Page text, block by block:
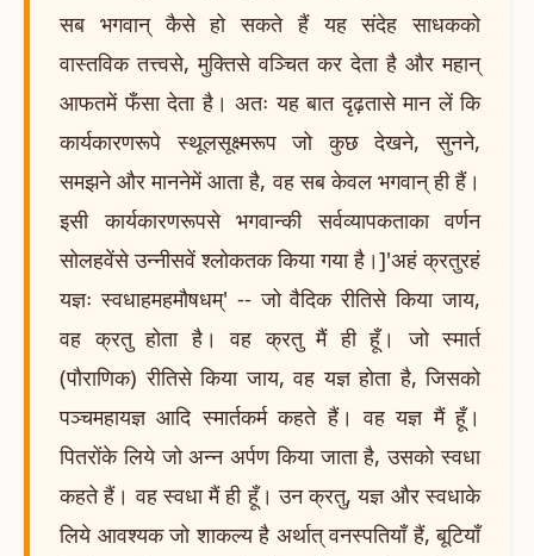
सब भगवान् कैसे हो सकते हैं यह संदेह साधकको
वास्तविक तत्त्वसे, मुक्तिसे वञ्चित कर देता है और महान्
आफतमें फँसा देता है। अतः यह बात दृढ़तासे मान लें कि
कार्यकारणरूपे स्थूलसूक्ष्मरूप जो कुछ देखने, सुनने,
समझने और माननेमें आता है, वह सब केवल भगवान् ही हैं।
इसी कार्यकारणरूपसे भगवान्की सर्वव्यापकताका वर्णन
सोलहवेंसे उन्नीसवें श्लोकतक किया गया है।]'अहं क्रतुरहं
यज्ञः स्वधाहमहमौषधम्' -- जो वैदिक रीतिसे किया जाय,
वह क्रतु होता है। वह क्रतु मैं ही हूँ। जो स्मार्त
(पौराणिक) रीतिसे किया जाय, वह यज्ञ होता है, जिसको
पञ्चमहायज्ञ आदि स्मार्तकर्म कहते हैं। वह यज्ञ मैं हूँ।
पितरोंके लिये जो अन्न अर्पण किया जाता है, उसको स्वधा
कहते हैं। वह स्वधा मैं ही हूँ। उन क्रतु, यज्ञ और स्वधाके
लिये आवश्यक जो शाकल्य है अर्थात् वनस्पतियाँ हैं, बूटियाँ